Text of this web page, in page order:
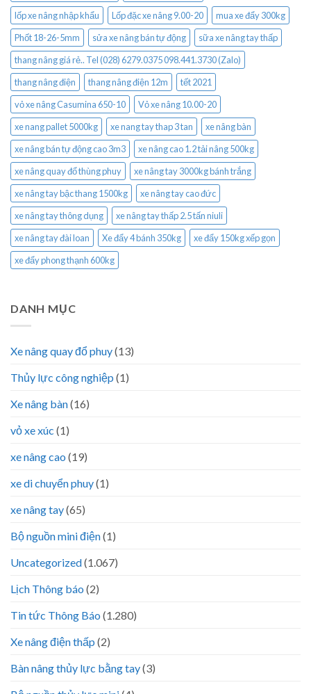
lốp xe nâng nhập khẩu
Lốp đặc xe nâng 9.00-20
mua xe đẩy 300kg
Phốt 18-26-5mm
sửa xe nâng bán tự động
sữa xe nâng tay thấp
thang nâng giá rẻ.. Tel (028) 6279.0375 098.441.3730 (Zalo)
thang nâng điện
thang nâng điện 12m
tết 2021
vỏ xe nâng Casumina 650-10
Vỏ xe nâng 10.00-20
xe nang pallet 5000kg
xe nang tay thap 3 tan
xe nâng bàn
xe nâng bán tự động cao 3m3
xe nâng cao 1.2 tải nâng 500kg
xe nâng quay đổ thùng phuy
xe nâng tay 3000kg bánh trắng
xe nâng tay bậc thang 1500kg
xe nâng tay cao đức
xe nâng tay thông dụng
xe nâng tay thấp 2.5 tấn niuli
xe nâng tay đài loan
Xe đẩy 4 bánh 350kg
xe đẩy 150kg xếp gọn
xe đẩy phong thạnh 600kg
DANH MỤC
Xe nâng quay đổ phuy(13)
Thủy lực công nghiệp (1)
Xe nâng bàn(16)
vỏ xe xúc (1)
xe nâng cao (19)
xe di chuyển phuy(1)
xe nâng tay(65)
Bộ nguồn mini điện(1)
Uncategorized(1.067)
Lịch Thông báo (2)
Tin tức Thông Báo (1.280)
Xe nâng điện thấp (2)
Bàn nâng thủy lực bằng tay(3)